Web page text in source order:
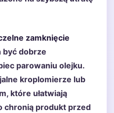
zamknięcie
być dobrze
parowaniu olejku.
kroplomierze lub
które ułatwiają
chronią produkt przed